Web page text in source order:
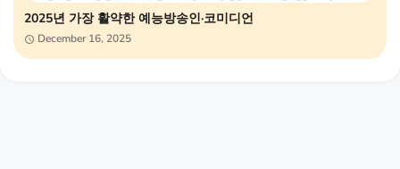
2025년 가장 활약한 예능방송인·코미디언
December 16, 2025